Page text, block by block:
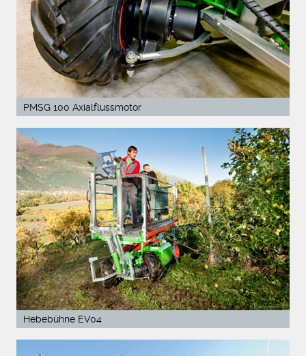
PMSG 100 Axialflussmotor
Hebebühne EV04